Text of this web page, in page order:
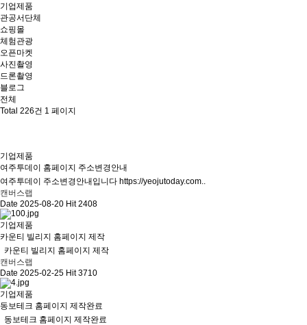
기업제품
관공서단체
쇼핑몰
체험관광
오픈마켓
사진촬영
드론촬영
블로그
전체
Total 226건 1 페이지
기업제품
여주투데이 홈페이지 주소변경안내
여주투데이 주소변경안내입니다 https://yeojutoday.com..
캔버스랩
Date 2025-08-20 Hit 2408
기업제품
카운티 빌리지 홈페이지 제작
카운티 빌리지 홈페이지 제작
캔버스랩
Date 2025-02-25 Hit 3710
기업제품
동보테크 홈페이지 제작완료
동보테크 홈페이지 제작완료